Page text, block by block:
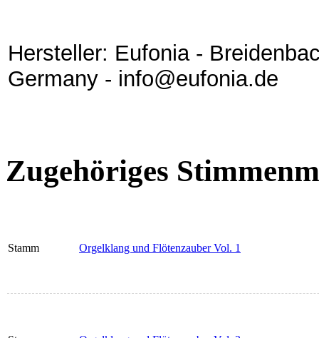
Hersteller: Eufonia -
Germany - info@eufonia.de
Zugehöriges
Stamm Orgelklang und Flötenzauber Vol. 1